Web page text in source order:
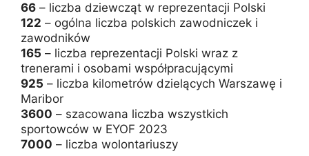
66 – liczba dziewcząt w reprezentacji Polski
122 – ogólna liczba polskich zawodniczek i
zawodników
165 – liczba reprezentacji Polski wraz z
trenerami i osobami współpracującymi
925 – liczba kilometrów dzielących Warszawę i
Maribor
3600 – szacowana liczba wszystkich
sportowców w EYOF 2023
7000 – liczba wolontariuszy